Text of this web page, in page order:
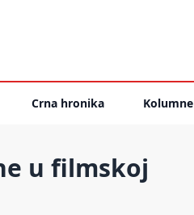
Crna hronika Kolumne
u filmskoj